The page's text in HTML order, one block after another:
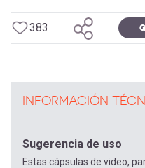
383
INFORMACIÓN
Sugerencia de uso
Estas cápsulas de video,